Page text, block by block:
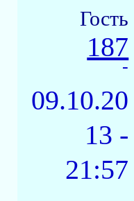
Гость
187
-
09.10.20
13 -
21:57